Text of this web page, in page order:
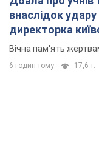
внаслідок
директорка
Вічна пам'ять
6 годин тому 17,6 т.